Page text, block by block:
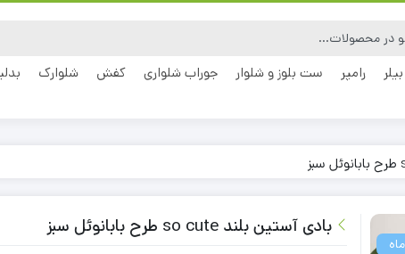
بیلر رامپر ست بلوز و شلوار جوراب شلواری کفش شلوارک
بادی آستین بلند so cute طرح بابانوئل سبز